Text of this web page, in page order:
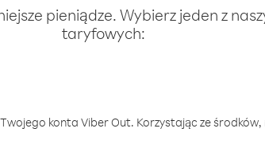
pieniądze. Wybierz jeden z
taryfowych:
konta Viber Out. Korzystając ze